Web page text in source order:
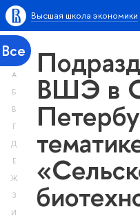
Высшая школа экономики
Все
А
Б
В
Г
Д
Е
Ж
З
И
ВШЭ в